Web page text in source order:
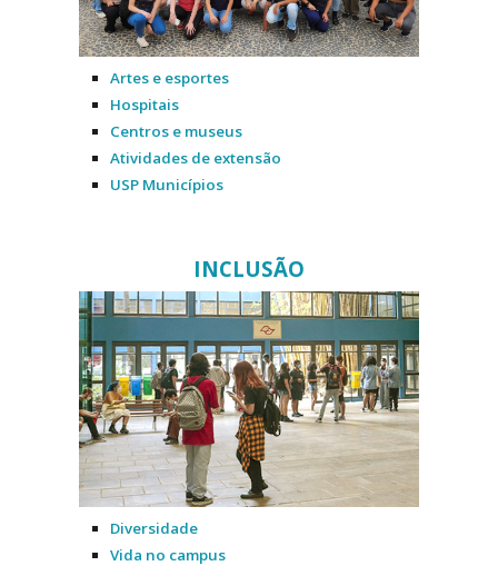
Artes e esportes
Hospitais
Centros e museus
Atividades de extensão
USP Municípios
INCLUSÃO
Diversidade
Vida no campus